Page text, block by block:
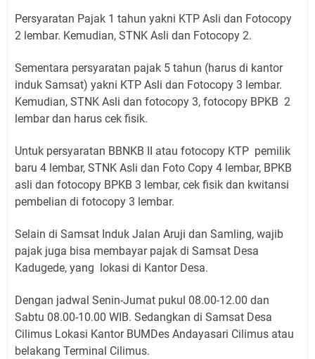
Persyaratan Pajak 1 tahun yakni KTP Asli dan Fotocopy
2 lembar. Kemudian, STNK Asli dan Fotocopy 2.
Sementara persyaratan pajak 5 tahun (harus di kantor
induk Samsat) yakni KTP Asli dan Fotocopy 3 lembar.
Kemudian, STNK Asli dan fotocopy 3, fotocopy BPKB 2
lembar dan harus cek fisik.
Untuk persyaratan BBNKB II atau fotocopy KTP pemilik
baru 4 lembar, STNK Asli dan Foto Copy 4 lembar, BPKB
asli dan fotocopy BPKB 3 lembar, cek fisik dan kwitansi
pembelian di fotocopy 3 lembar.
Selain di Samsat Induk Jalan Aruji dan Samling, wajib
pajak juga bisa membayar pajak di Samsat Desa
Kadugede, yang lokasi di Kantor Desa.
Dengan jadwal Senin-Jumat pukul 08.00-12.00 dan
Sabtu 08.00-10.00 WIB. Sedangkan di Samsat Desa
Cilimus Lokasi Kantor BUMDes Andayasari Cilimus atau
belakang Terminal Cilimus.